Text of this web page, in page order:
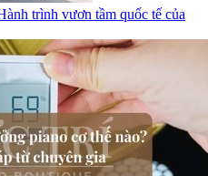
trình vươn tầm quốc tế của